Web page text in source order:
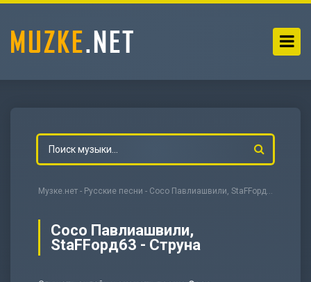
Музке.нет - Русские песни - Сосо Павлиашвили, StaFFорд63 - Струна
Сосо Павлиашвили,
StaFFорд63 - Струна